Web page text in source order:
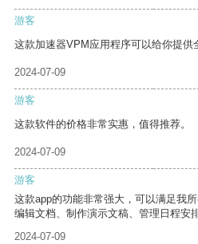
游客
这款加速器VPM应用程序可以给你提供
2024-07-09
游客
这款软件的价格非常实惠，值得推荐。
2024-07-09
游客
这款app的功能非常强大，可以满足我
编辑文档、制作演示文稿、管理日程安排
2024-07-09